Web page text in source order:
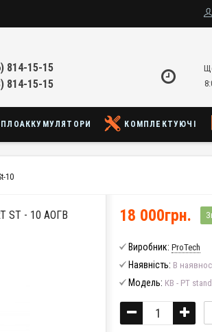
814-15-15
814-15-15
КОМПЛЕКТУЮЧІ
10
ST - 10 АОГВ 18 000грн.
Виробник: ProTech
Наявність: В
Модель: КВ - РТ